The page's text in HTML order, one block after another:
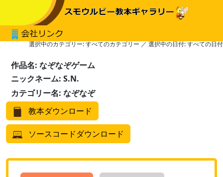
選択中のカテゴリー: すべてのカテゴリー ／ 選択中の日付: すべての日付
作品名: なぞなぞゲーム
ニックネーム: S.N.
カテゴリー名: なぞなぞ
教本ダウンロード
ソースコードダウンロード